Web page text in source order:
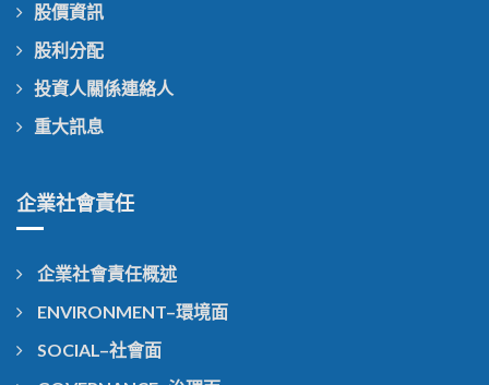
股價資訊
股利分配
投資人關係連絡人
重大訊息
企業社會責任
企業社會責任概述
ENVIRONMENT–環境面
SOCIAL–社會面